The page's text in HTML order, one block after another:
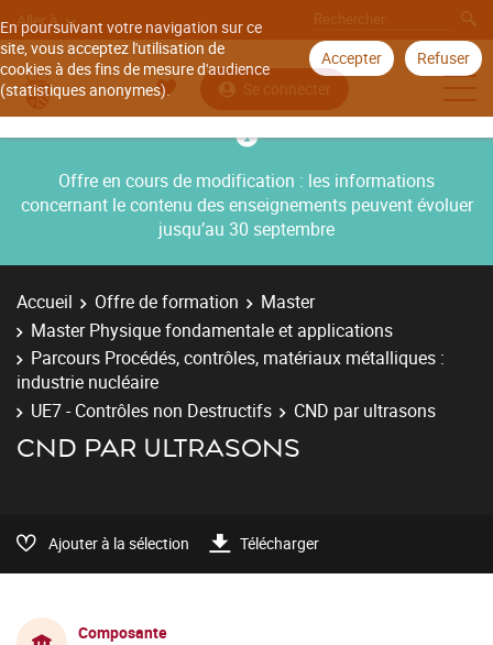
En poursuivant votre navigation sur ce
site, vous acceptez l'utilisation de
cookies à des fins de mesure d'audience
(statistiques anonymes).
Accepter Refuser
Aller à
Se connecter
Offre en cours de modification : les informations
concernant le contenu des enseignements peuvent évoluer
jusqu’au 30 septembre
Accueil Offre de formation
Master
Master Physique fondamentale et applications
Parcours Procédés, contrôles, matériaux métalliques :
industrie nucléaire
UE7 - Contrôles non Destructifs
CND par ultrasons
CND PAR ULTRASONS
Ajouter à la sélection Télécharger
Composante